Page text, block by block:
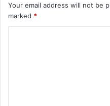
Your email address will not be
marked *